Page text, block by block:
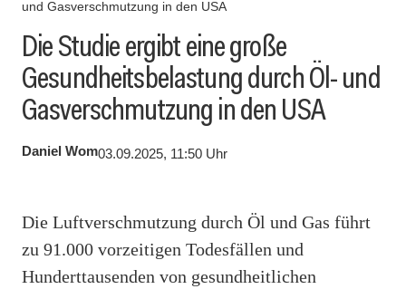
und Gasverschmutzung in den USA
Die Studie ergibt eine große
Gesundheitsbelastung durch Öl- und
Gasverschmutzung in den USA
Daniel Wom03.09.2025, 11:50 Uhr
Die Luftverschmutzung durch Öl und Gas führt
zu 91.000 vorzeitigen Todesfällen und
Hunderttausenden von gesundheitlichen